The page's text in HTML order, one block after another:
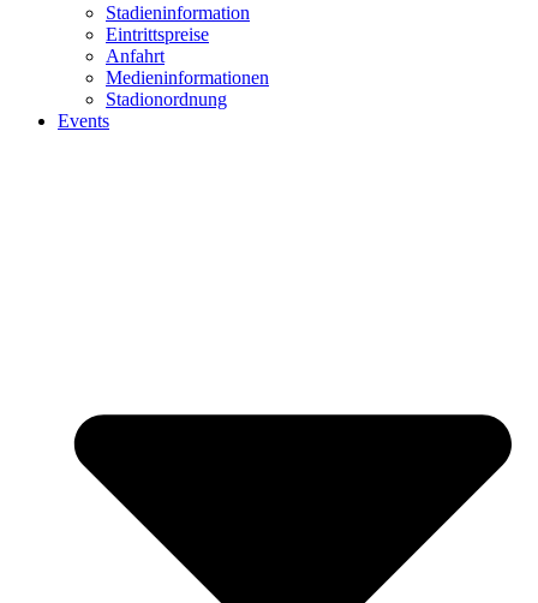
Stadieninformation
Eintrittspreise
Anfahrt
Medieninformationen
Stadionordnung
Events